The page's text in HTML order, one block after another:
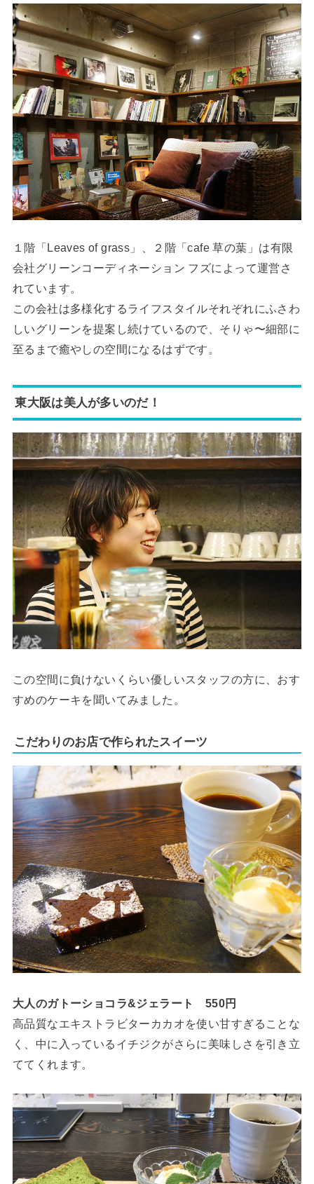
１階「Leaves of grass」、２階「cafe 草の葉」は有限
会社グリーンコーディネーション フズによって運営さ
れています。
この会社は多様化するライフスタイルそれぞれにふさわ
しいグリーンを提案し続けているので、そりゃ〜細部に
至るまで癒やしの空間になるはずです。
東大阪は美人が多いのだ！
この空間に負けないくらい優しいスタッフの方に、おす
すめのケーキを聞いてみました。
こだわりのお店で作られたスイーツ
大人のガトーショコラ&ジェラート 550円
高品質なエキストラビターカカオを使い甘すぎることな
く、中に入っているイチジクがさらに美味しさを引き立
ててくれます。